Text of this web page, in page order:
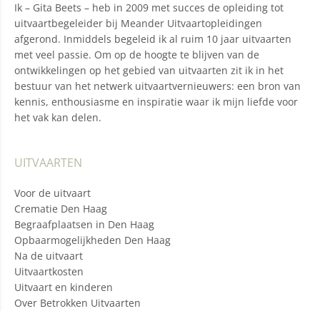
Ik – Gita Beets – heb in 2009 met succes de opleiding tot
uitvaartbegeleider bij Meander Uitvaartopleidingen
afgerond. Inmiddels begeleid ik al ruim 10 jaar uitvaarten
met veel passie. Om op de hoogte te blijven van de
ontwikkelingen op het gebied van uitvaarten zit ik in het
bestuur van het netwerk uitvaartvernieuwers: een bron van
kennis, enthousiasme en inspiratie waar ik mijn liefde voor
het vak kan delen.
UITVAARTEN
Voor de uitvaart
Crematie Den Haag
Begraafplaatsen in Den Haag
Opbaarmogelijkheden Den Haag
Na de uitvaart
Uitvaartkosten
Uitvaart en kinderen
Over Betrokken Uitvaarten